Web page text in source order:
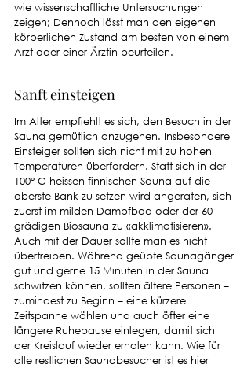
wie wissenschaftliche Untersuchungen
zeigen; Dennoch lässt man den eigenen
körperlichen Zustand am besten von einem
Arzt oder einer Ärztin beurteilen.
Sanft einsteigen
Im Alter empfiehlt es sich, den Besuch in der
Sauna gemütlich anzugehen. Insbesondere
Einsteiger sollten sich nicht mit zu hohen
Temperaturen überfordern. Statt sich in der
100° C heissen finnischen Sauna auf die
oberste Bank zu setzen wird angeraten, sich
zuerst im milden Dampfbad oder der 60-
grädigen Biosauna zu «akklimatisieren».
Auch mit der Dauer sollte man es nicht
übertreiben. Während geübte Saunagänger
gut und gerne 15 Minuten in der Sauna
schwitzen können, sollten ältere Personen –
zumindest zu Beginn – eine kürzere
Zeitspanne wählen und auch öfter eine
längere Ruhepause einlegen, damit sich
der Kreislauf wieder erholen kann. Wie für
alle restlichen Saunabesucher ist es hier